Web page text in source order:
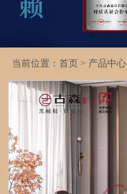
当前位置： 首页 > 产品中心